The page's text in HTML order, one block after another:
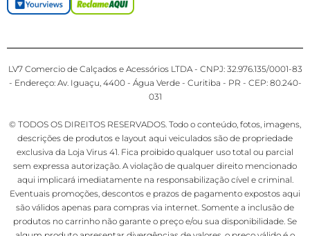
LV7 Comercio de Calçados e Acessórios LTDA - CNPJ: 32.976.135/0001-83
- Endereço: Av. Iguaçu, 4400 - Água Verde - Curitiba - PR - CEP: 80.240-
031
© TODOS OS DIREITOS RESERVADOS. Todo o conteúdo, fotos, imagens,
descrições de produtos e layout aqui veiculados são de propriedade
exclusiva da Loja Virus 41. Fica proibido qualquer uso total ou parcial
sem expressa autorização. A violação de qualquer direito mencionado
aqui implicará imediatamente na responsabilização cível e criminal.
Eventuais promoções, descontos e prazos de pagamento expostos aqui
são válidos apenas para compras via internet. Somente a inclusão de
produtos no carrinho não garante o preço e/ou sua disponibilidade. Se